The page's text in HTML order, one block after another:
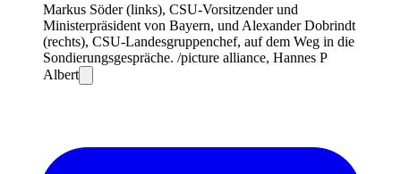
Markus Söder (links), CSU-Vorsitzender und
Ministerpräsident von Bayern, und Alexander Dobrindt
(rechts), CSU-Landesgruppenchef, auf dem Weg in die
Sondierungsgespräche. /picture alliance, Hannes P
Albert